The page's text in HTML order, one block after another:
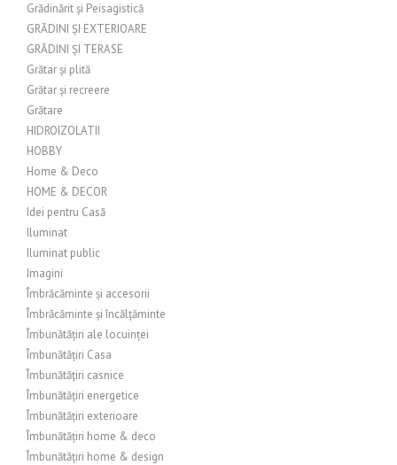
Grădinărit și Peisagistică
GRĂDINI ȘI EXTERIOARE
GRĂDINI ȘI TERASE
Grătar și plită
Grătar și recreere
Grătare
HIDROIZOLATII
HOBBY
Home & Deco
HOME & DECOR
Idei pentru Casă
Iluminat
Iluminat public
Imagini
Îmbrăcăminte și accesorii
Îmbrăcăminte și încălțăminte
Îmbunătățiri ale locuinței
Îmbunătățiri Casa
Îmbunătățiri casnice
Îmbunătățiri energetice
Îmbunătățiri exterioare
Îmbunătățiri home & deco
Îmbunătățiri home & design